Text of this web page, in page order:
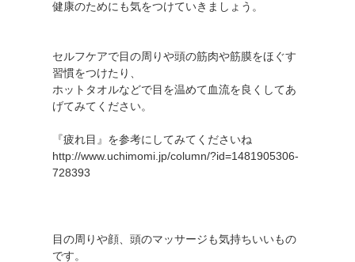
健康のためにも気をつけていきましょう。
セルフケアで目の周りや頭の筋肉や筋膜をほぐす
習慣をつけたり、
ホットタオルなどで目を温めて血流を良くしてあ
げてみてください。
『疲れ目』を参考にしてみてくださいね
http://www.uchimomi.jp/column/?id=1481905306-
728393
目の周りや顔、頭のマッサージも気持ちいいもの
です。